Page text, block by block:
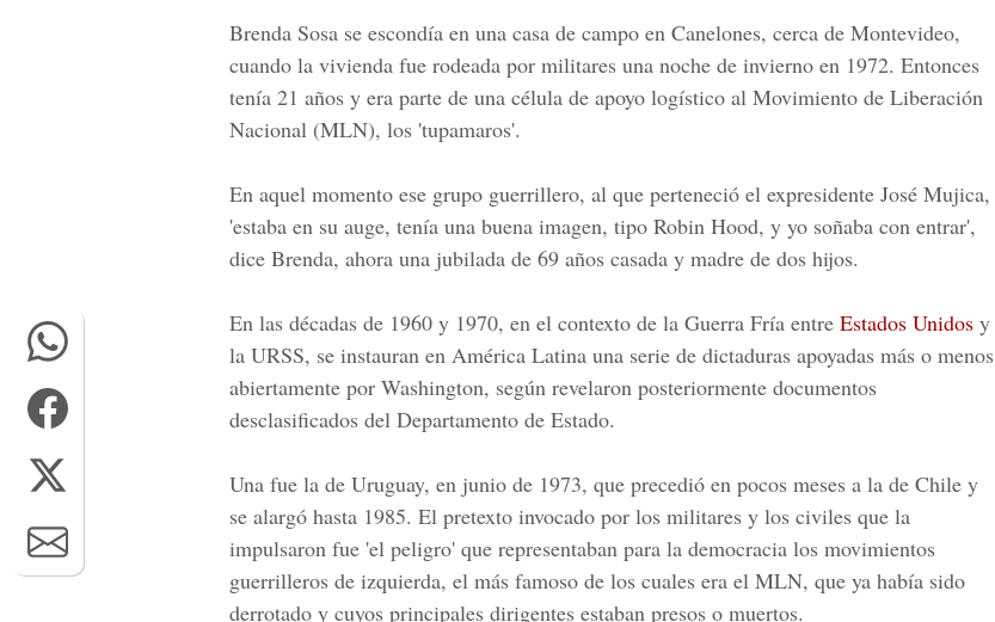
Brenda Sosa se escondía en una casa de campo en Canelones, cerca de Montevideo,
cuando la vivienda fue rodeada por militares una noche de invierno en 1972. Entonces
tenía 21 años y era parte de una célula de apoyo logístico al Movimiento de Liberación
Nacional (MLN), los 'tupamaros'.
En aquel momento ese grupo guerrillero, al que perteneció el expresidente José Mujica,
'estaba en su auge, tenía una buena imagen, tipo Robin Hood, y yo soñaba con entrar',
dice Brenda, ahora una jubilada de 69 años casada y madre de dos hijos.
En las décadas de 1960 y 1970, en el contexto de la Guerra Fría entre Estados Unidos y
la URSS, se instauran en América Latina una serie de dictaduras apoyadas más o menos
abiertamente por Washington, según revelaron posteriormente documentos
desclasificados del Departamento de Estado.
Una fue la de Uruguay, en junio de 1973, que precedió en pocos meses a la de Chile y
se alargó hasta 1985. El pretexto invocado por los militares y los civiles que la
impulsaron fue 'el peligro' que representaban para la democracia los movimientos
guerrilleros de izquierda, el más famoso de los cuales era el MLN, que ya había sido
derrotado y cuyos principales dirigentes estaban presos o muertos.